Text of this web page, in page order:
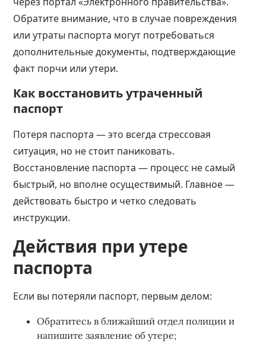
Обратите внимание, что в случае повреждения
или утраты паспорта могут потребоваться
дополнительные документы, подтверждающие
факт порчи или утери.
Как восстановить утраченный
паспорт
Потеря паспорта — это всегда стрессовая
ситуация, но не стоит паниковать.
Восстановление паспорта — процесс не самый
быстрый, но вполне осуществимый. Главное —
действовать быстро и четко следовать
инструкции.
Действия при утере
паспорта
Если вы потеряли паспорт, первым делом:
Обратитесь в ближайший отдел полиции и
напишите заявление об утере;